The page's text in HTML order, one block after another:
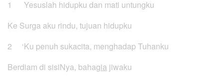
1 Yesuslah hidupku dan mati untungku
Ke Surga aku rindu, tujuan hidupku
2 ‘Ku penuh sukacita, menghadap Tuhanku
Berdiam di sisiNya, bahagia jiwaku